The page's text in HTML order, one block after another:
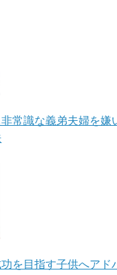
常識な義弟夫婦を嫌
を目指す子供へアド